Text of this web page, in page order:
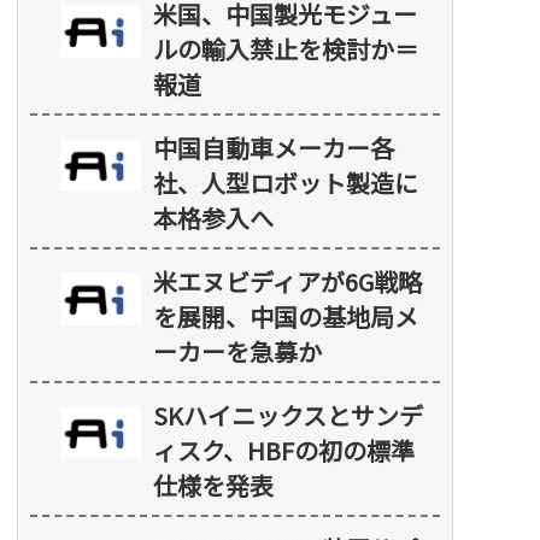
米国、中国製光モジュー
ルの輸入禁止を検討か＝
報道
中国自動車メーカー各
社、人型ロボット製造に
本格参入へ
米エヌビディアが6G戦略
を展開、中国の基地局メ
ーカーを急募か
SKハイニックスとサンデ
ィスク、HBFの初の標準
仕様を発表